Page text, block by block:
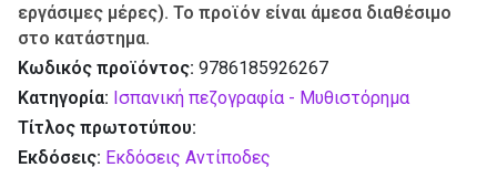
εργάσιμες μέρες). Το προϊόν είναι άμεσα διαθέσιμο
στο κατάστημα.
Κωδικός προϊόντος: 9786185926267
Κατηγορία: Ισπανική πεζογραφία - Μυθιστόρημα
Τίτλος πρωτοτύπου:
Εκδόσεις: Εκδόσεις Αντίποδες